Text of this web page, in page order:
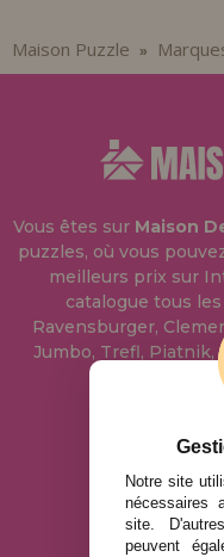
Maison Puzzle »
Vous êtes sur Maison
puzzles, où vous
meilleurs prix sur
catalogue tous
Ravensburger,
Jumbo, Trefl, Piatnik,
Notre site
nécessaires
site.
peuvent